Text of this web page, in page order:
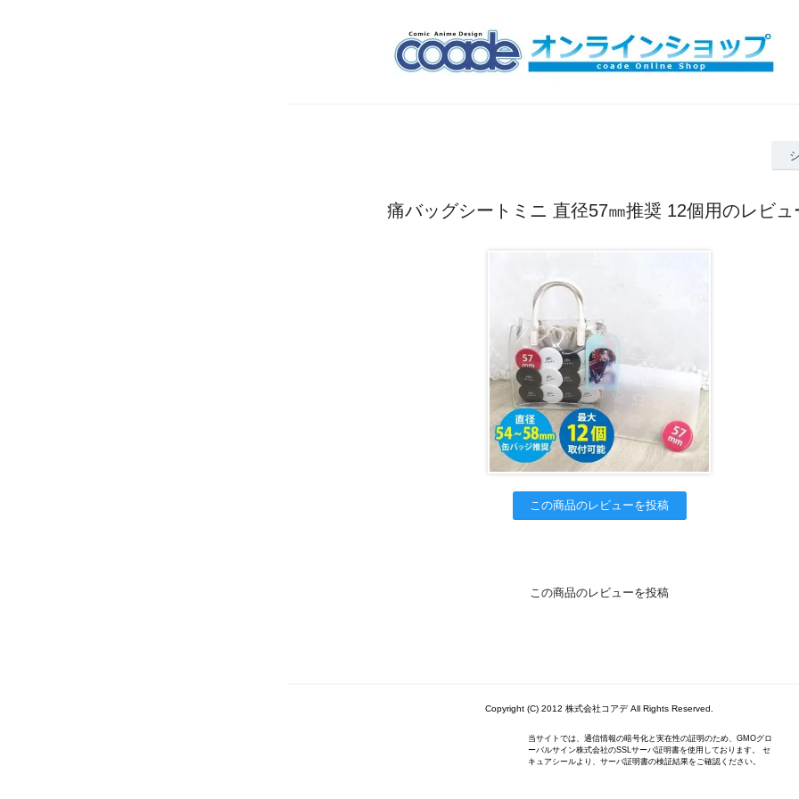
痛バッグシートミニ 直径57㎜推奨 12個用のレビュ
この商品のレビューを投稿
この商品のレビューを投稿
Copyright (C) 2012 株式会社コアデ All Rights Reserved.
当サイトでは、通信情報の暗号化と実在性の証明のため、GMOグロ
ーバルサイン株式会社のSSLサーバ証明書を使用しております。 セ
キュアシールより、サーバ証明書の検証結果をご確認ください。